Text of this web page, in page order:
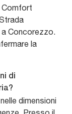
Comfort
a Concorezzo.
la
di
dimensioni